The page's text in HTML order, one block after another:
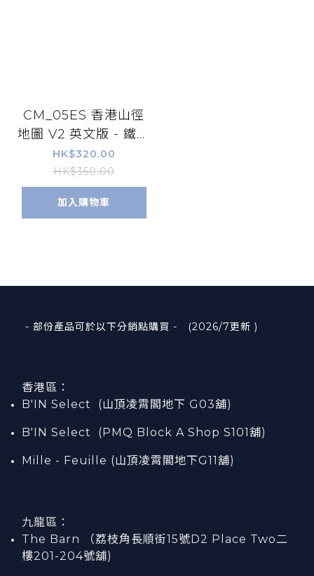
CM_05ES 香港山徑
地圖 V2 英文版 - 鐵盒
裝
HK$320.00
HK$350.00
加入購物車
- 部份產品可於以下分銷點購買 - (2026/7更新 )
香港區：
B'IN Select (山頂凌霄閣地下 G03舖)
B'IN Select (PMQ Block A Shop S101舖)
Mille - Feuille (山頂凌霄閣地下G11舖)
九龍區：
The Barn （荔枝角長順街15號D2 Place Two二
樓201-204號舖)